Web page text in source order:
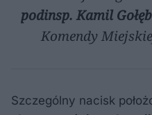
podinsp. Kamil
Komendy
Szczególny nacisk